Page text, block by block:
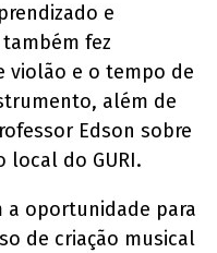
e
fez
violão e o tempo de
além de
Edson sobre
do GURI.
a oportunidade para
de criação musical